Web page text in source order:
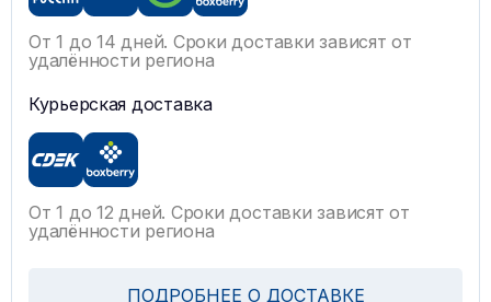
От 1 до 14 дней. Сроки доставки зависят от
удалённости региона
Курьерская доставка
От 1 до 12 дней. Сроки доставки зависят от
удалённости региона
ПОДРОБНЕЕ О ДОСТАВКЕ